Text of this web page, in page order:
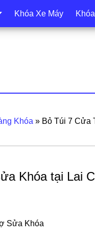
Khóa Xe Máy
Khóa » Bỏ Túi 7 Cửa
Khóa tại Lai
Sửa Khóa